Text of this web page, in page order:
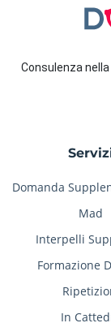
Consulenza
Domanda
Mad
Interpelli
Formazione
In